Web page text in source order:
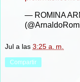
— ROMINA
Jul a las 3:25 a. m.
Compartir